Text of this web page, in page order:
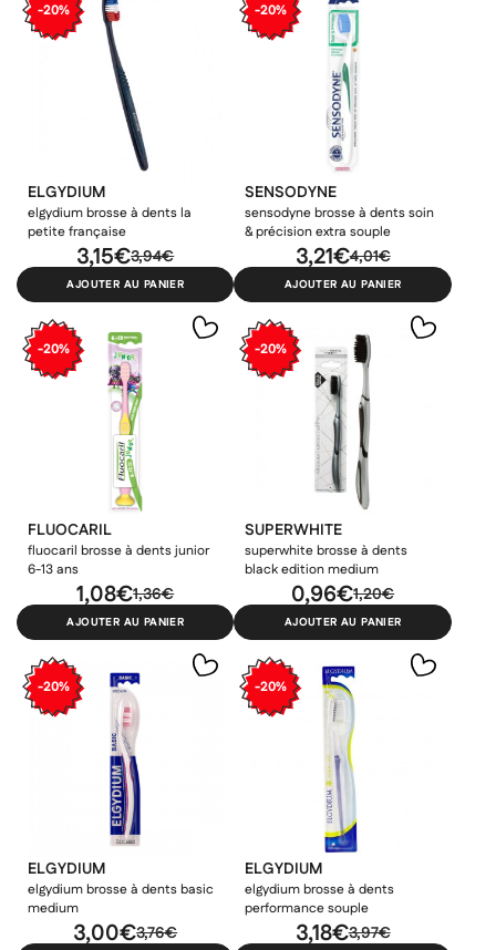
-20%
ELGYDIUM
elgydium brosse à dents la
petite française
3,94€
3,15€
AJOUTER AU PANIER
-20%
SENSODYNE
sensodyne brosse à dents soin
& précision extra souple
4,01€
3,21€
AJOUTER AU PANIER
-20%
FLUOCARIL
fluocaril brosse à dents junior
6-13 ans
1,36€
1,08€
AJOUTER AU PANIER
-20%
SUPERWHITE
superwhite brosse à dents
black edition medium
1,20€
0,96€
AJOUTER AU PANIER
-20%
ELGYDIUM
elgydium brosse à dents basic
medium
3,76€
3,00€
-20%
ELGYDIUM
elgydium brosse à dents
performance souple
3,97€
3,18€